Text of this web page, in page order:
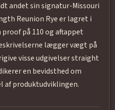
andet sin signatur-Missouri
Reunion Rye er lagret i
proof på 110 og aftappet
lægger vægt på
visse udgivelser straight
en bevidsthed om
af produktudviklingen.